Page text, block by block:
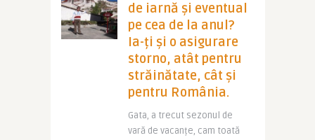
de iarnă și eventual
pe cea de la anul?
Ia-ți și o asigurare
storno, atât pentru
străinătate, cât și
pentru România.
Gata, a trecut sezonul de
vară de vacanțe, cam toată